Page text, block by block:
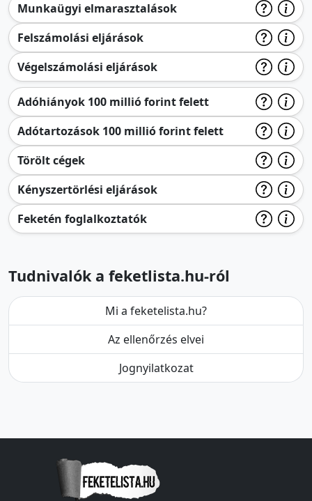
Munkaügyi elmarasztalások
Felszámolási eljárások
Végelszámolási eljárások
Adóhiányok 100 millió forint felett
Adótartozások 100 millió forint felett
Törölt cégek
Kényszertörlési eljárások
Feketén foglalkoztatók
Tudnivalók a feketlista.hu-ról
Mi a feketelista.hu?
Az ellenőrzés elvei
Jognyilatkozat